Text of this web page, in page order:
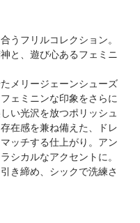
うフリルコレクション。
と、遊び心あるフェミニ
メリージェーンシューズ
ェミニンな印象をさらに
い光沢を放つポリッシュ
在感を兼ね備えた、ドレ
ッチする仕上がり。アン
シカルなアクセントに。
き締め、シックで洗練さ